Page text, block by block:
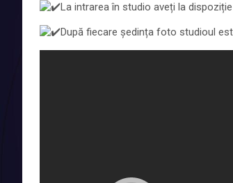
La intrarea în studio aveți la
După fiecare ședința foto studioul